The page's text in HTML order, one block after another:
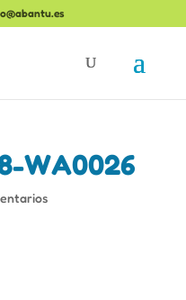
WA0026